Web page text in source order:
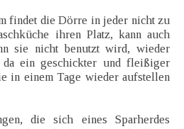
findet die Dörre in jeder nicht zu
ihren Platz, kann auch
sie nicht benutzt wird, wieder
da ein geschickter und fleißiger
in einem Tage wieder aufstellen
die sich eines Sparherdes